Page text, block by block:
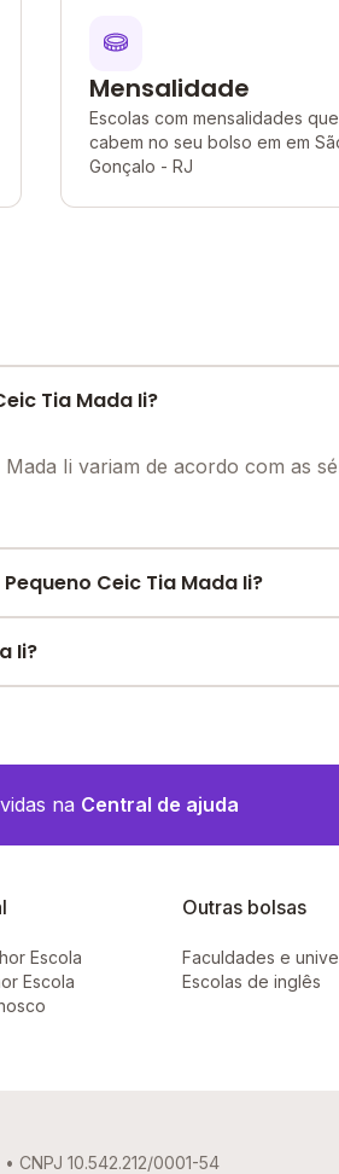
Mensalidade
Escolas com mensalidades que
cabem no seu bolso em em
Gonçalo - RJ
Tia Mada Ii?
Ii variam de acordo com as
Ceic Tia Mada Ii?
para você.
Ii?
na Central de ajuda
Escola
Escola
Outras bolsas
Faculdades e
Escolas de inglês
CNPJ 10.542.212/0001-54